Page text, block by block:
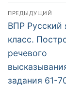
Навигация
по
записям
ПРЕДЫДУЩИЙ
Предыдущий
пост:
ВПР Русский
класс.
речевого
задания 61-